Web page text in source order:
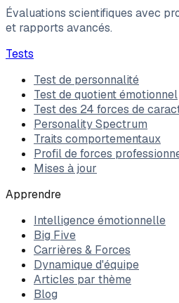
Évaluations scientifiques avec
et rapports avancés.
Tests
Test de personnalité
Test de quotient émotionnel
Test des 24 forces de
Personality Spectrum
Traits comportementaux
Profil de forces
Mises à jour
Apprendre
Intelligence émotionnelle
Big Five
Carrières & Forces
Dynamique d'équipe
Articles par thème
Blog